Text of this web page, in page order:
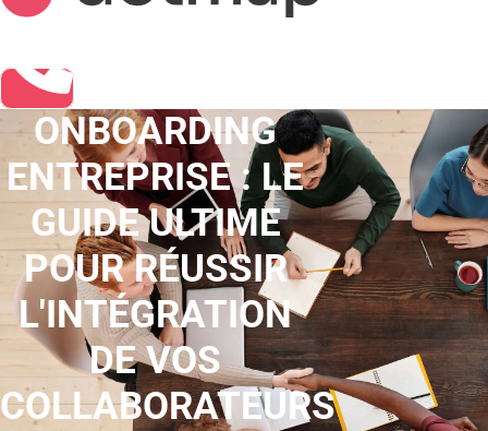
ONBOARDING
ENTREPRISE : LE
GUIDE ULTIME
POUR RÉUSSIR
L'INTÉGRATION
DE VOS
COLLABORATEURS